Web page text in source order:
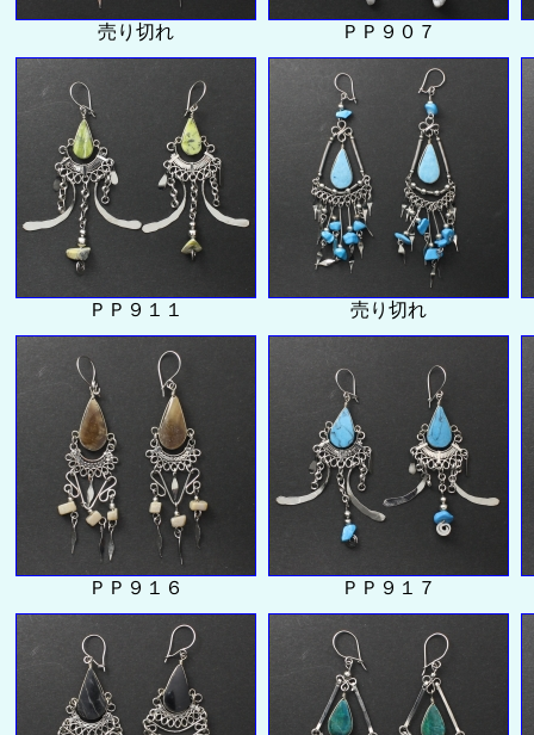
売り切れ ＰＰ９０７
ＰＰ９１１ 売り切れ
ＰＰ９１６ ＰＰ９１７